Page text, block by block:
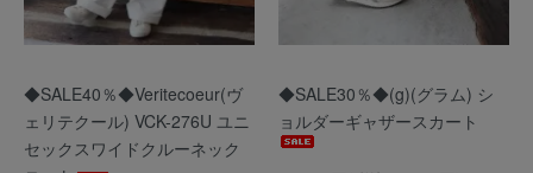
◆SALE40％◆Veritecoeur(ヴ
ェリテクール) VCK-276U ユニ
セックスワイドクルーネック
◆SALE30％◆(g)(グラム) シ
ョルダーギャザースカート